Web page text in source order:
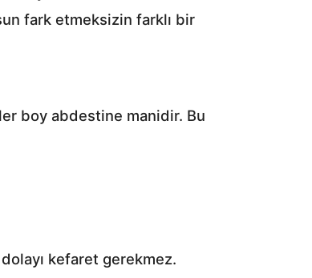
fark etmeksizin farklı bir
boy abdestine manidir. Bu
kefaret gerekmez.